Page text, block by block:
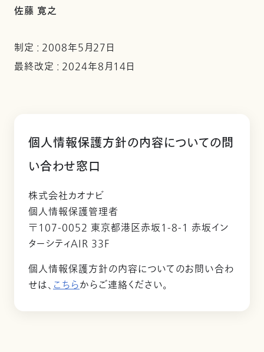
佐藤 寛之
制定 : 2008年5月27日
最終改定 : 2024年8月14日
個人情報保護方針の内容についての問
い合わせ窓口
株式会社カオナビ
個人情報保護管理者
〒107-0052 東京都港区赤坂1-8-1 赤坂イン
ターシティAIR 33F
個人情報保護方針の内容についてのお問い合わ
せは、こちらからご連絡ください。